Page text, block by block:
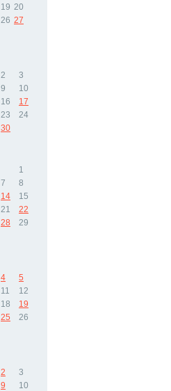
19 20
26 27
2
3
9
10
16
17
23
24
30
1
7
8
14
15
21
22
28
29
4
5
11
12
18
19
25
26
2
3
9
10